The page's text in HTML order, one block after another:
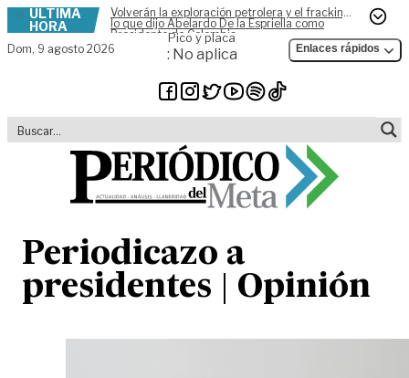
Skip to content
ÚLTIMA
HORA
Volverán la exploración petrolera y el fracking,
lo que dijo Abelardo De la Espriella como
Presidente de Colombia
Dom, 9 agosto 2026
Pico y placa
: No aplica Enlaces rápidos
Periodicazo a
presidentes | Opinión